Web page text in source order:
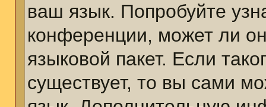
ваш язык. Попробуйте
конференции, может ли
языковой пакет. Если
существует, то вы сами